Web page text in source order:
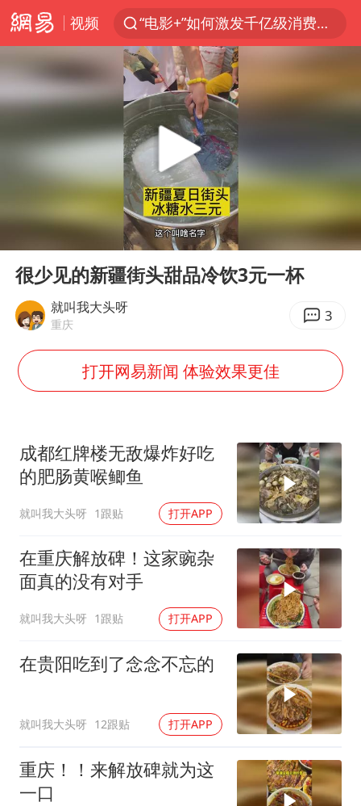
视频
“电影+”如何激发千亿级消费新活力？
台风白海豚中心风力增强
日本试射“战斧”导弹，国防部回应
向鹏0-3不敌张本智和
百花奖开幕式
“新疆阿勒泰八月能滑雪”不实
陈幸同晋级WTT横滨冠军赛8强
国防部：坚决反制任何闹海挑衅图谋
广东雷州通报特教老师招聘违规事件
两名乘客在飞机上因调节座椅起冲突
AI会终结印度“外包神话”吗
夯实基础开新局
Play
很少见的新疆街头甜品冷饮3元一杯
就叫我大头呀
重庆 3
打开网易新闻 体验效果更佳
成都红牌楼无敌爆炸好吃
的肥肠黄喉鲫鱼
就叫我大头呀 1跟贴 打开APP
在重庆解放碑！这家豌杂
面真的没有对手
就叫我大头呀 1跟贴 打开APP
在贵阳吃到了念念不忘的
就叫我大头呀 12跟贴 打开APP
重庆！！来解放碑就为这
一口